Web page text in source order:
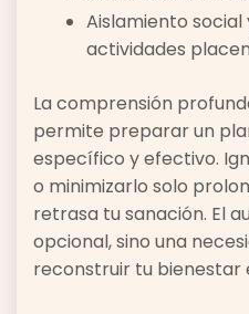
Aislamiento
actividades
La comprensión
permite preparar un
específico y efectivo.
o minimizarlo solo
retrasa tu sanación. El
opcional, sino una
reconstruir tu bienestar